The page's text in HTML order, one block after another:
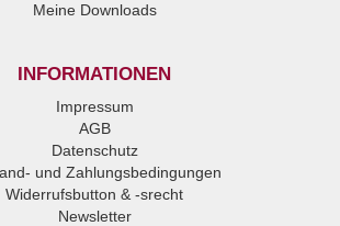
Meine Downloads
INFORMATIONEN
Impressum
AGB
Datenschutz
und Zahlungsbedingungen
Widerrufsbutton & -srecht
Newsletter